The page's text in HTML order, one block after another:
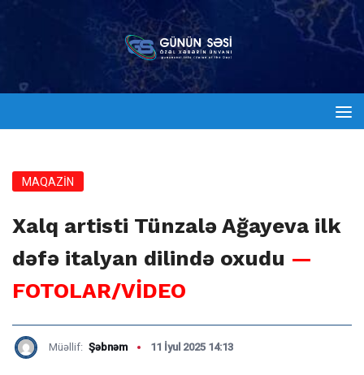
MAQAZİN
Xalq artisti Tünzalə Ağayeva ilk
dəfə italyan dilində oxudu —
FOTOLAR/VİDEO
Müəllif: Şəbnəm 11 İyul 2025 14:13